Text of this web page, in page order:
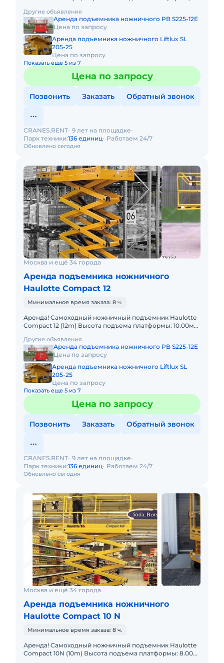
Выдвижная секция п
Другие объявления
Аренда подъемника ножничного PB S225-12E
Цена по запросу
Аренда подъемника ножничного Liftlux SL
205-25
Цена по запросу
Показать еще 5 из 7
Цена по запросу
Позвонить Заказать Обратный звонок
Обновлено сегодня
CRANES.RENT 9 лет на площадке
Парк техники:136 единиц Работаем 24/7
Москва и ещё 34 города
Аренда подъемника ножничного
Haulotte Compact 12
Минимальное время заказа: 8 ч.
Аренда! Самоходный ножничный подъемник Haulotte
Compact 12 (12m) Высота подъема платформы: 10.00м
платформы
Другие объявления
Аренда подъемника ножничного PB S225-12E
Цена по запросу
Аренда подъемника ножничного Liftlux SL
205-25
Цена по запросу
Показать еще 5 из 7
Цена по запросу
Позвонить Заказать Обратный звонок
Обновлено сегодня
CRANES.RENT 9 лет на площадке
Парк техники:136 единиц Работаем 24/7
Москва и ещё 34 города
Аренда подъемника ножничного
Haulotte Compact 10 N
Минимальное время заказа: 8 ч.
Аренда! Самоходный ножничный подъемник Haulotte
Compact 10N (10m) Высота подъема платформы: 8.00м